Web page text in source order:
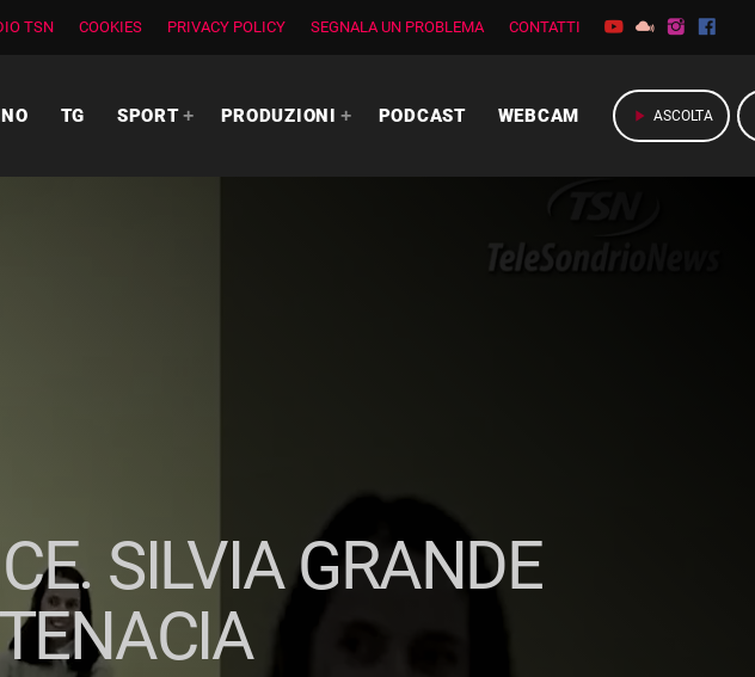
TSN COOKIES PRIVACY POLICY SEGNALA UN PROBLEMA CONTATTI
TG SPORT PRODUZIONI PODCAST WEBCAM play_arrow ASCOLTA
SILVIA GRANDE